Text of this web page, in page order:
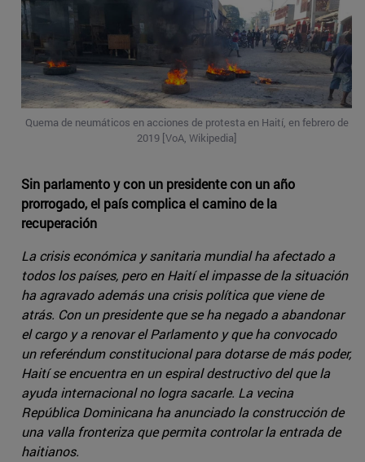
Quema de neumáticos en acciones de protesta en Haití, en febrero de
2019 [VoA, Wikipedia]
Sin parlamento y con un presidente con un año
prorrogado, el país complica el camino de la
recuperación
La crisis económica y sanitaria mundial ha afectado a
todos los países, pero en Haití el impasse de la situación
ha agravado además una crisis política que viene de
atrás. Con un presidente que se ha negado a abandonar
el cargo y a renovar el Parlamento y que ha convocado
un referéndum constitucional para dotarse de más poder,
Haití se encuentra en un espiral destructivo del que la
ayuda internacional no logra sacarle. La vecina
República Dominicana ha anunciado la construcción de
una valla fronteriza que permita controlar la entrada de
haitianos.